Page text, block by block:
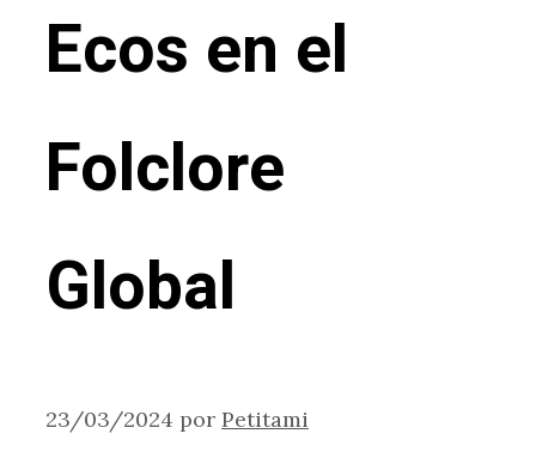
Ecos en el
Folclore
Global
23/03/2024 por Petitami